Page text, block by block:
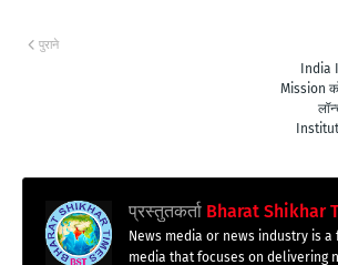
Mission
पुराने
प्रस्तुतकर्ता Bharat Shikhar
News media or news industry is a
media that focuses on delivering